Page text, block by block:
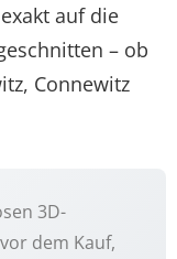
auf die
– ob
Connewitz
3D-
dem Kauf,